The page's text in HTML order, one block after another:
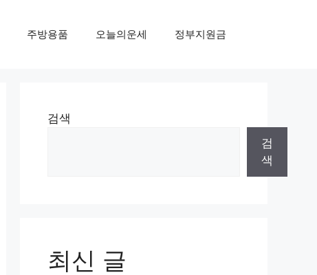
주방용품 오늘의운세 정부지원금
검색
검
색
최신 글